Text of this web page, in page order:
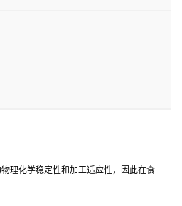
理化学稳定性和加工适应性，因此在食